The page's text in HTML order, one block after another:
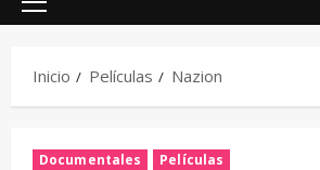
Inicio Películas Nazion
Documentales Películas